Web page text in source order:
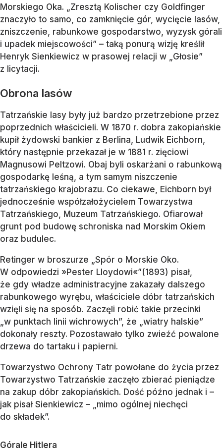
Morskiego Oka. „Zresztą Kolischer czy Goldfinger
znaczyło to samo, co zamknięcie gór, wycięcie lasów,
zniszczenie, rabunkowe gospodarstwo, wyzysk górali
i upadek miejscowości” – taką ponurą wizję kreślił
Henryk Sienkiewicz w prasowej relacji w „Głosie”
z licytacji.
Obrona lasów
Tatrzańskie lasy były już bardzo przetrzebione przez
poprzednich właścicieli. W 1870 r. dobra zakopiańskie
kupił żydowski bankier z Berlina, Ludwik Eichborn,
który następnie przekazał je w 1881 r. zięciowi
Magnusowi Peltzowi. Obaj byli oskarżani o rabunkową
gospodarkę leśną, a tym samym niszczenie
tatrzańskiego krajobrazu. Co ciekawe, Eichborn był
jednocześnie współzałożycielem Towarzystwa
Tatrzańskiego, Muzeum Tatrzańskiego. Ofiarował
grunt pod budowę schroniska nad Morskim Okiem
oraz budulec.
Retinger w broszurze „Spór o Morskie Oko.
W odpowiedzi »Pester Lloydowi«”(1893) pisał,
że gdy władze administracyjne zakazały dalszego
rabunkowego wyrębu, właściciele dóbr tatrzańskich
wzięli się na sposób. Zaczęli robić takie przecinki
„w punktach linii wichrowych”, że „wiatry halskie”
dokonały reszty. Pozostawało tylko zwieźć powalone
drzewa do tartaku i papierni.
Towarzystwo Ochrony Tatr powołane do życia przez
Towarzystwo Tatrzańskie zaczęło zbierać pieniądze
na zakup dóbr zakopiańskich. Dość późno jednak i –
jak pisał Sienkiewicz – „mimo ogólnej niechęci
do składek”.
Górale Hitlera